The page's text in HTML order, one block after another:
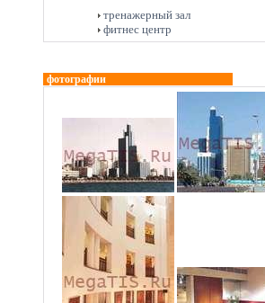
тренажерный зал
фитнес центр
фотографии